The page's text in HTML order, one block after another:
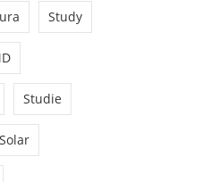
Study
Studie
Solar